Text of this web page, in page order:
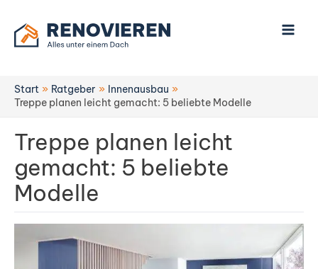
Inhalt
springen
Start Ratgeber
Innenausbau
Treppe planen leicht gemacht: 5 beliebte Modelle
Treppe planen leicht
gemacht: 5 beliebte
Modelle